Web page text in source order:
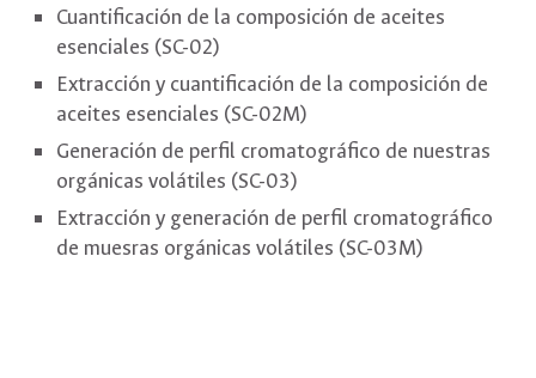
Cuantificación de la composición de aceites
esenciales (SC-02)
Extracción y cuantificación de la composición de
aceites esenciales (SC-02M)
Generación de perfil cromatográfico de nuestras
orgánicas volátiles (SC-03)
Extracción y generación de perfil cromatográfico
de muesras orgánicas volátiles (SC-03M)